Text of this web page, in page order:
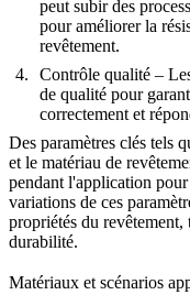
peut subir des
pour améliorer la
revêtement.
Contrôle qualité –
de qualité pour
correctement et
Des paramètres clés tels
et le matériau de
pendant l'application
variations de ces
propriétés du revêtement,
durabilité.
Matériaux et scénarios